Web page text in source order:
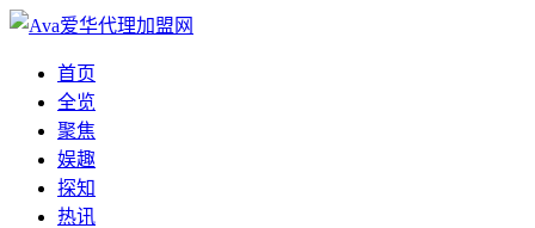
首页
全览
聚焦
娱趣
探知
热讯